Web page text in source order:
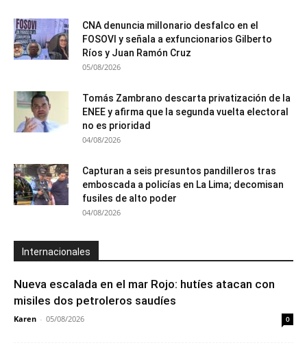
CNA denuncia millonario desfalco en el
FOSOVI y señala a exfuncionarios Gilberto
Ríos y Juan Ramón Cruz
05/08/2026
Tomás Zambrano descarta privatización de la
ENEE y afirma que la segunda vuelta electoral
no es prioridad
04/08/2026
Capturan a seis presuntos pandilleros tras
emboscada a policías en La Lima; decomisan
fusiles de alto poder
04/08/2026
Internacionales
Nueva escalada en el mar Rojo: hutíes atacan con
misiles dos petroleros saudíes
Karen - 05/08/2026 0